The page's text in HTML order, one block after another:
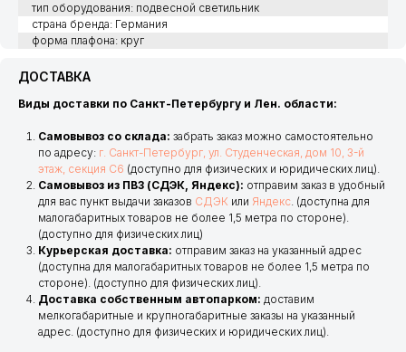
тип оборудования: подвесной светильник
страна бренда: Германия
форма плафона: круг
ДОСТАВКА
Виды доставки по Санкт-Петербургу и Лен. области:
Самовывоз со склада: забрать заказ можно самостоятельно
по адресу: г. Санкт-Петербург, ул. Студенческая, дом 10, 3-й
этаж, секция С6 (доступно для физических и юридических лиц).
Самовывоз из ПВЗ (СДЭК, Яндекс): отправим заказ в удобный
для вас пункт выдачи заказов СДЭК или Яндекс. (доступна для
малогабаритных товаров не более 1,5 метра по стороне).
(доступно для физических лиц)
Курьерская доставка: отправим заказ на указанный адрес
(доступна для малогабаритных товаров не более 1,5 метра по
стороне). (доступно для физических лиц).
Доставка собственным автопарком: доставим
мелкогабаритные и крупногабаритные заказы на указанный
адрес. (доступно для физических и юридических лиц).